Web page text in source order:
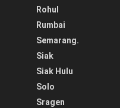
Rohul
Rumbai
Semarang.
Siak
Siak Hulu
Solo
Sragen